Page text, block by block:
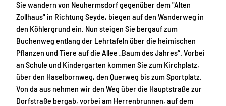
Sie wandern von Neuhermsdorf gegenüber dem "Alten
Zollhaus" in Richtung Seyde, biegen auf den Wanderweg in
den Köhlergrund ein. Nun steigen Sie bergauf zum
Buchenweg entlang der Lehrtafeln über die heimischen
Pflanzen und Tiere auf die Allee „Baum des Jahres“. Vorbei
an Schule und Kindergarten kommen Sie zum Kirchplatz,
über den Haselbornweg, den Querweg bis zum Sportplatz.
Von da aus nehmen wir den Weg über die Hauptstraße zur
Dorfstraße bergab, vorbei am Herrenbrunnen, auf dem